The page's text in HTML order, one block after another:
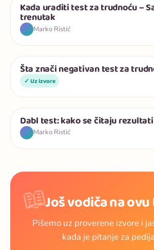
Trudnoća
Kada uraditi test za trudnoću –
trenutak
Marko Ristić
Trudnoća
Šta znači negativan test za
✓ Uz izvore
Trudnoća
Dabl test: kako se čitaju rezultati
Marko Ristić
📖Još vodiča na
Pišemo uz proverene izvore i
kada je pitanje za